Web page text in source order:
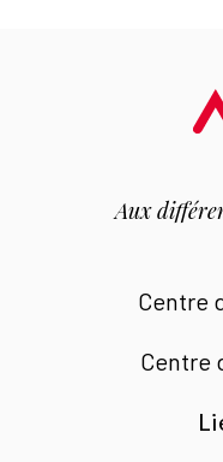
Aux
Centre
Centre